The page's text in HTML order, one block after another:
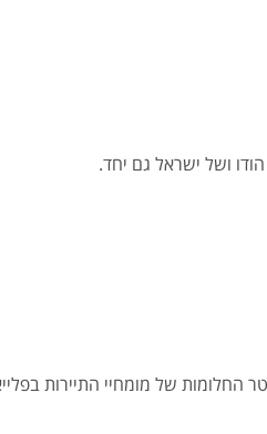
החלומות של מומחיי התיירות